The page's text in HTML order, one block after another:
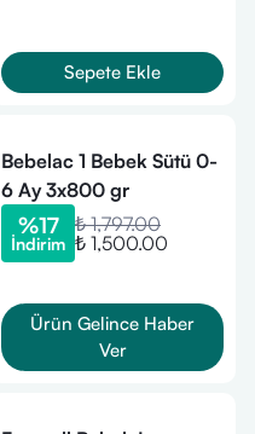
Sepete Ekle
Bebelac 1 Bebek Sütü 0-
6 Ay 3x800 gr
%17
İndirim
₺ 1,797.00
₺ 1,500.00
Ürün Gelince Haber
Ver